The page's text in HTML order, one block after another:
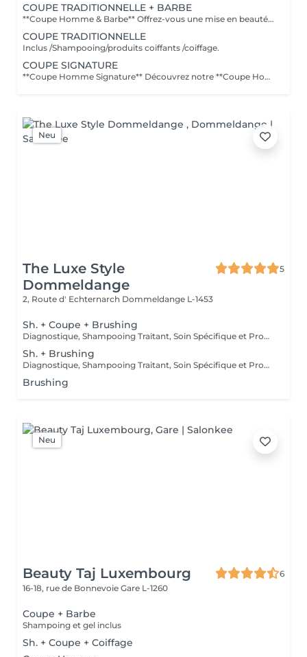
COUPE TRADITIONNELLE + BARBE
**Coupe Homme & Barbe** Offrez-vous une mise en beauté complète avec notre service **Coupe Homme & Barbe**, conçu pour les hommes qui souhaitent un style parfaitement maîtrisé de la tête à la barbe. La prestation débute par une **consultation personnalisée** afin de définir la coupe et la forme de barbe qui mettront le mieux en valeur votre visage. Nos experts réalisent ensuite une **coupe de cheveux précise et structurée**, suivie d'un **travail minutieux de la barbe** : taille, définition des contours et mise en forme pour un rendu propre et harmonieux. Le service se termine par un **coiffage professionnel et une finition barbe soignée** pour un résultat net, élégant et durable. L'alliance parfaite entre coupe et barbe pour un look soigné, moderne et parfaitement équilibré.
COUPE TRADITIONNELLE
Inclus /Shampooing/produits coiffants /coiffage.
COUPE SIGNATURE
**Coupe Homme Signature** Découvrez notre **Coupe Homme Signature**, un service premium pensé pour les hommes qui recherchent plus qu'une simple coupe : une véritable expérience de style. Chaque rendez-vous débute par une **consultation personnalisée** afin d'analyser la forme de votre visage, la nature de vos cheveux et votre style de vie. Nos experts réalisent ensuite une coupe précise et parfaitement structurée, travaillée dans les moindres détails pour un résultat élégant, moderne et durable. La prestation se termine par un **coiffage professionnel avec des produits haut de gamme**, pour sublimer votre coupe et vous offrir une finition impeccable. Un moment de soin et de précision dédié aux hommes exigeants qui souhaitent afficher un style soigné et distingué.
Neu
The Luxe Style
Dommeldange
5
2, Route d' Echternarch Dommeldange L-1453
Sh. + Coupe + Brushing
Diagnostique, Shampooing Traitant, Soin Spécifique et Produits Coiffants inclus
Sh. + Brushing
Diagnostique, Shampooing Traitant, Soin Spécifique et Produits Coiffants inclus
Brushing
Neu
Beauty Taj Luxembourg
6
16-18, rue de Bonnevoie Gare L-1260
Coupe + Barbe
Shampoing et gel inclus
Sh. + Coupe + Coiffage